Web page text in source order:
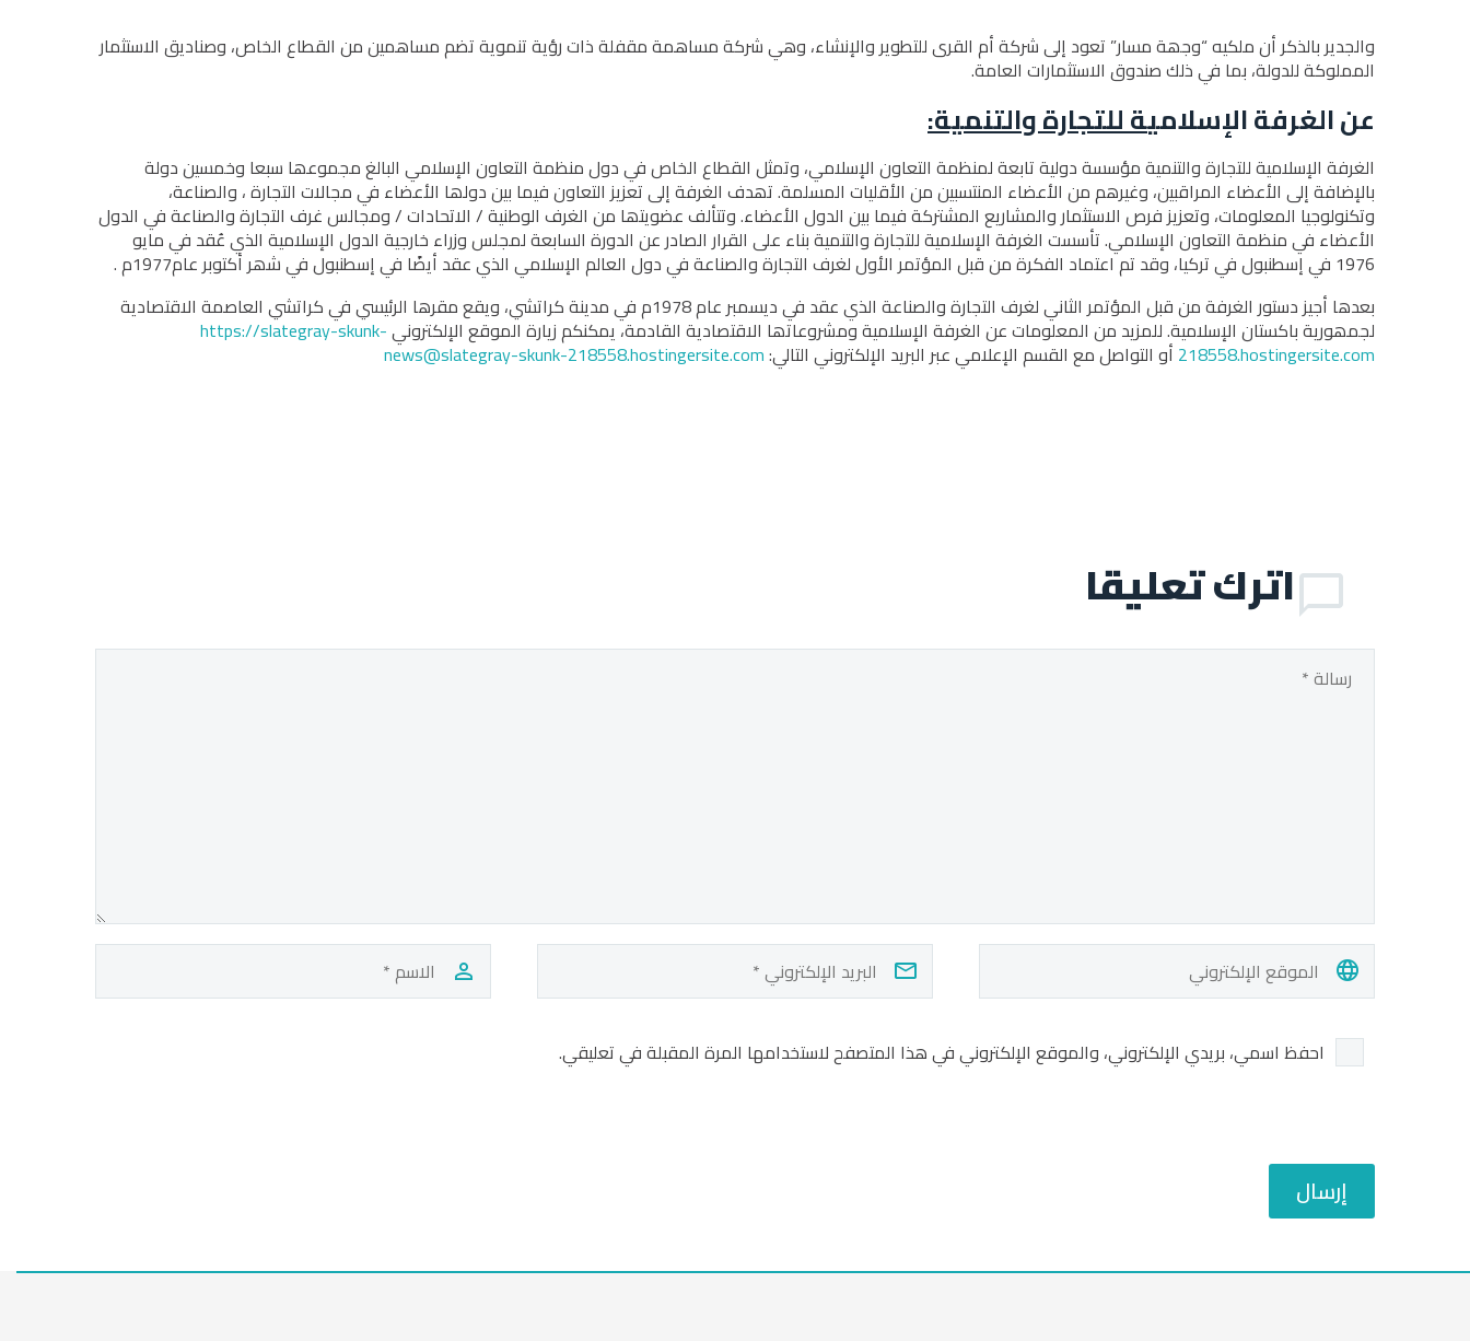
والجدير بالذكر أن ملكيه “وجھة مسار” تعود إلى شركة أم القرى للتطوير والإنشاء، وھي شركة مساھمة مقفلة ذات رؤية تنموية تضم مساھمین من القطاع الخاص، وصناديق الاستثمار
المملوكة للدولة، بما في ذلك صندوق الاستثمارات العامة.
ﻋﻦ اﻟﻐﺮﻓﺔ اﻹﺳﻼﻣﯿﺔ ﻟﻠﺘﺠﺎرة والتنمية:
اﻟﻐﺮﻓﺔ اﻹﺳﻼﻣﯿﺔ ﻟﻠﺘﺠﺎرة والتنمية ﻣﺆﺳﺴﺔ دوﻟﯿﺔ ﺗﺎﺑﻌﺔ ﻟﻤﻨﻈﻤﺔ اﻟﺘﻌﺎون اﻹﺳﻼﻣﻲ، وﺗﻤﺜﻞ اﻟﻘﻄﺎع اﻟﺨﺎص ﻓﻲ دول ﻣﻨﻈﻤﺔ اﻟﺘﻌﺎون اﻹﺳﻼﻣﻲ اﻟﺒﺎﻟﻎ ﻣﺠﻤﻮﻋﮭﺎ ﺳﺒﻌﺎ وﺧﻤﺴﯿﻦ دوﻟﺔ
ﺑﺎﻹﺿﺎﻓﺔ إﻟﻰ اﻷﻋﻀﺎء اﻟﻤﺮاﻗﺒﯿﻦ، وﻏﯿﺮھﻢ ﻣﻦ اﻷﻋﻀﺎء اﻟﻤﻨﺘﺴﺒﯿﻦ ﻣﻦ اﻷﻗﻠﯿﺎت اﻟﻤﺴﻠﻤﺔ. ﺗﮭﺪف اﻟﻐﺮﻓﺔ إﻟﻰ ﺗﻌﺰﯾﺰ اﻟﺘﻌﺎون ﻓﯿﻤﺎ ﺑﯿﻦ دوﻟﮭﺎ اﻷﻋﻀﺎء ﻓﻲ ﻣﺠﺎﻻت اﻟﺘﺠﺎرة ، واﻟﺼﻨﺎﻋﺔ،
وﺗﻜﻨﻮﻟﻮﺟﯿﺎ اﻟﻤﻌﻠﻮﻣﺎت، وﺗﻌﺰﯾﺰ ﻓﺮص اﻻﺳﺘﺜﻤﺎر واﻟﻤﺸﺎرﯾﻊ اﻟﻤﺸﺘﺮﻛﺔ ﻓﯿﻤﺎ ﺑﯿﻦ اﻟﺪول اﻷﻋﻀﺎء. وﺗﺘﺄﻟﻒ ﻋﻀﻮﯾﺘﮭﺎ ﻣﻦ اﻟﻐﺮف اﻟﻮطﻨﯿﺔ / اﻻﺗﺤﺎدات / وﻣﺠﺎﻟﺲ ﻏﺮف اﻟﺘﺠﺎرة واﻟﺼﻨﺎﻋﺔ ﻓﻲ اﻟﺪول
اﻷﻋﻀﺎء ﻓﻲ ﻣﻨﻈﻤﺔ اﻟﺘﻌﺎون اﻹﺳﻼﻣﻲ. ﺗﺄﺳﺴﺖ اﻟﻐﺮﻓﺔ اﻹﺳﻼﻣﯿﺔ ﻟﻠﺘﺠﺎرة والتنمية ﺑﻨﺎء ﻋﻠﻰ اﻟﻘﺮار اﻟﺼﺎدر ﻋﻦ اﻟﺪورة اﻟﺴﺎﺑﻌﺔ ﻟﻤﺠﻠﺲ وزراء ﺧﺎرﺟﯿﺔ اﻟﺪول اﻹﺳﻼﻣﯿﺔ اﻟﺬي ﻋُﻘﺪ ﻓﻲ ﻣﺎﯾﻮ
1976 ﻓﻲ إﺳﻄﻨﺒﻮل ﻓﻲ ﺗﺮﻛﯿﺎ، وﻗﺪ ﺗﻢ اﻋﺘﻤﺎد اﻟﻔﻜﺮة ﻣﻦ ﻗﺒﻞ اﻟﻤﺆﺗﻤﺮ اﻷول ﻟﻐﺮف اﻟﺘﺠﺎرة واﻟﺼﻨﺎﻋﺔ ﻓﻲ دول اﻟﻌﺎﻟﻢ اﻹﺳﻼﻣﻲ اﻟﺬي ﻋﻘﺪ أﯾﻀًﺎ ﻓﻲ إﺳﻄﻨﺒﻮل ﻓﻲ ﺷﮭﺮ أﻛﺘﻮﺑﺮ ﻋﺎم1977م .
ﺑﻌﺪھﺎ أﺟﯿﺰ دﺳﺘﻮر اﻟﻐﺮﻓﺔ ﻣﻦ ﻗﺒﻞ اﻟﻤﺆﺗﻤﺮ اﻟﺜﺎﻧﻲ ﻟﻐﺮف اﻟﺘﺠﺎرة واﻟﺼﻨﺎﻋﺔ اﻟﺬي ﻋﻘﺪ ﻓﻲ دﯾﺴﻤﺒﺮ ﻋﺎم 1978م ﻓﻲ ﻣﺪﯾﻨﺔ ﻛﺮاﺗﺸﻲ، وﯾﻘﻊ ﻣﻘﺮھﺎ اﻟﺮﺋﯿﺴﻲ ﻓﻲ ﻛﺮاﺗﺸﻲ اﻟﻌﺎﺻﻤﺔ اﻻﻗﺘﺼﺎدﯾﺔ
ﻟﺠﻤﮭﻮرﯾﺔ ﺑﺎﻛﺴﺘﺎن اﻹﺳﻼﻣﯿﺔ. ﻟﻠﻤﺰﯾﺪ ﻣﻦ اﻟﻤﻌﻠﻮﻣﺎت ﻋﻦ اﻟﻐﺮﻓﺔ اﻹﺳﻼﻣﯿﺔ وﻣﺸﺮوﻋﺎﺗﮭﺎ اﻻﻗﺘﺼﺎدﯾﺔ اﻟﻘﺎدﻣﺔ، ﯾﻤﻜﻨﻜﻢ زﯾﺎرة اﻟﻤﻮﻗﻊ اﻹﻟﻜﺘﺮوﻧﻲhttps://slategray-skunk-
218558.hostingersite.com أو اﻟﺘﻮاﺻﻞ ﻣﻊ اﻟﻘﺴﻢ اﻹﻋﻼﻣﻲ ﻋﺒﺮ اﻟﺒﺮﯾﺪ اﻹﻟﻜﺘﺮوﻧﻲ اﻟﺘﺎﻟﻲ:news@slategray-skunk-218558.hostingersite.com
اترك تعليقا
احفظ اسمي، بريدي الإلكتروني، والموقع الإلكتروني في هذا المتصفح لاستخدامها المرة المقبلة في تعليقي.
إرسال